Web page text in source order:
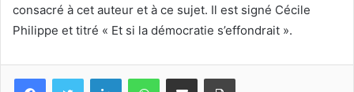
consacré à cet auteur et à ce sujet. Il est signé Cécile
Philippe et titré « Et si la démocratie s’effondrait ».
FacebookTwitter LinkedinWhatsApp
Partagez par mail Imprimez